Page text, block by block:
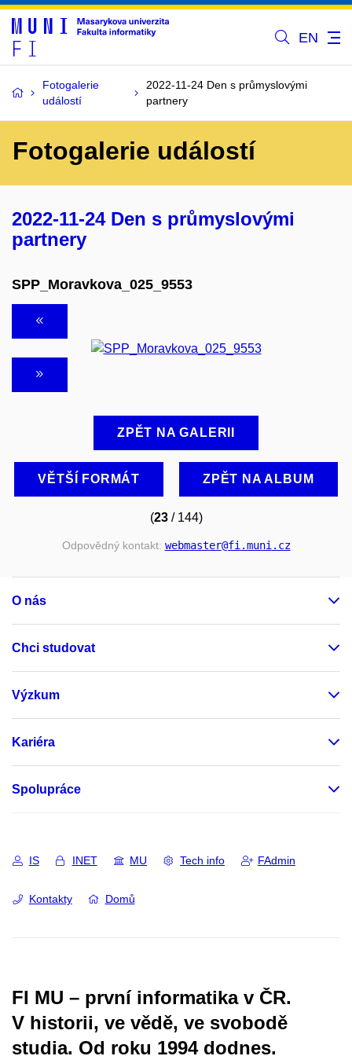
EN
Fotogalerie
událostí
2022-11-24 Den s průmyslovými
partnery
Fotogalerie událostí
2022-11-24 Den s průmyslovými
partnery
SPP_Moravkova_025_9553
ZPĚT NA GALERII
VĚTŠÍ FORMÁT ZPĚT NA ALBUM
(23/ 144)
Odpovědný kontakt: webmaster@fi.muni.cz
O nás
Chci studovat
Výzkum
Kariéra
Spolupráce
IS INET MU Tech info FAdmin
Kontakty Domů
FI MU – první informatika v ČR.
V historii, ve vědě, ve svobodě
studia. Od roku 1994 dodnes.